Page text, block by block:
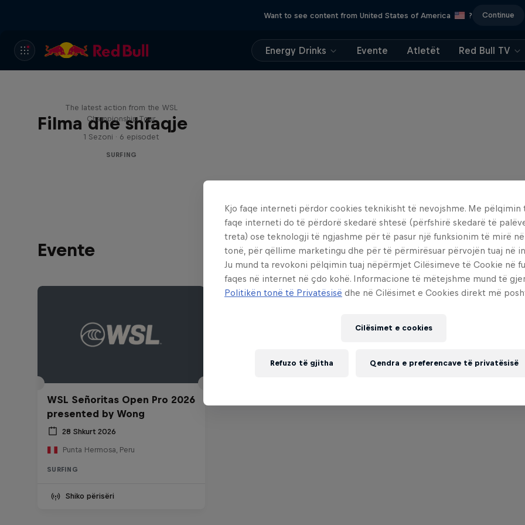
Want to see content from United States of America ? Continue
Energy Drinks Evente Atletët Red Bull TV
Filma dhe shfaqje
The latest action from the WSL
Championship Tour
1 Sezoni · 6 episodet
SURFING
Evente
WSL Señoritas Open Pro 2026
presented by Wong
28 Shkurt 2026
Punta Hermosa, Peru
SURFING
Shiko përisëri
Kjo faqe interneti përdor cookies teknikisht të nevojshme. Me pëlqimin
faqe interneti do të përdorë skedarë shtesë (përfshirë skedarë të
treta) ose teknologji të ngjashme për të pasur një funksionim të mirë
tonë, për qëllime marketingu dhe për të përmirësuar përvojën tuaj në
Ju mund ta revokoni pëlqimin tuaj nëpërmjet Cilësimeve të Cookie në
faqes në internet në çdo kohë. Informacione të mëtejshme mund të
Politikën tonë të Privatësisë dhe në Cilësimet e Cookies direkt më
Cilësimet e cookies
Refuzo të gjitha Qendra e preferencave të privatësisë